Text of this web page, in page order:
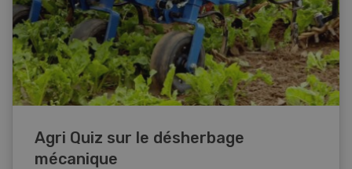
Agri Quiz sur le désherbage
mécanique